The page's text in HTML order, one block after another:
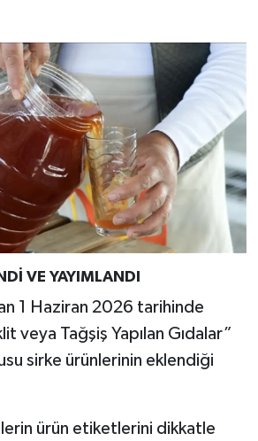
VE YAYIMLANDI
1 Haziran 2026 tarihinde
veya Tağşiş Yapılan Gıdalar”
sirke ürünlerinin eklendiği
ürün etiketlerini dikkatle